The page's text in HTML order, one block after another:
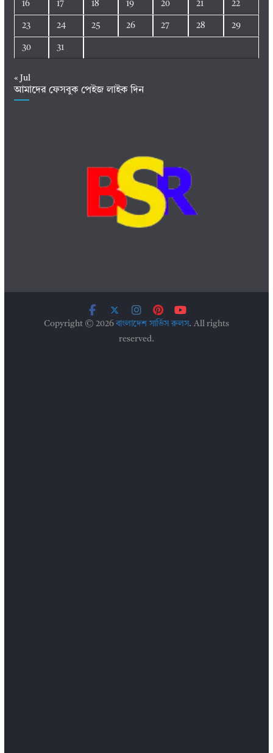
16 17 18 19 20 21 22
23 24 25 26 27 28 29
30 31
« Jul
আমাদের ফেসবুক পেইজ লাইক দিন
Copyright © 2026বাংলাদেশ সার্ভিস রুলস. All rights
reserved.